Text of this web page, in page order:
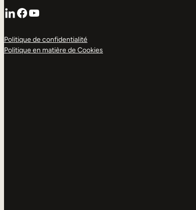
LinkedIn
Facebook
YouTube
Politique de confidentialité
Politique en matière de Cookies